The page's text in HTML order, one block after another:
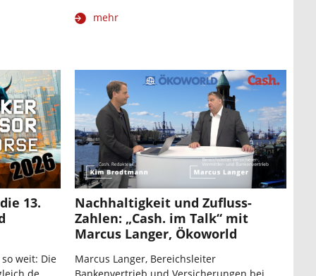
mehr
13.
weit: Die
Nachhaltigkeit und Zufluss-
Zahlen: „Cash. im Talk“ mit
Marcus Langer, Ökoworld
Marcus Langer, Bereichsleiter